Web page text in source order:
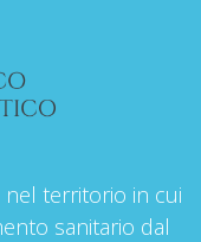
nel territorio in cui
sanitario dal